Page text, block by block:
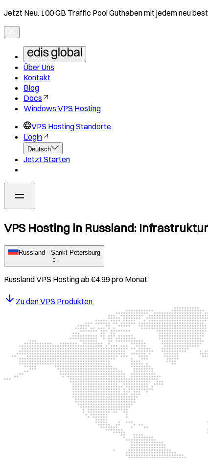
Jetzt Neu: 100 GB Traffic Pool Guthaben mit jedem neu
Über Uns
Kontakt
Blog
Docs
Windows VPS Hosting
VPS Hosting Standorte
Login
Deutsch
Jetzt Starten
VPS Hosting in Russland:
Russland - Sankt Petersburg
RusslandVPS Hosting ab €4.99pro Monat
Zu den VPS Produkten